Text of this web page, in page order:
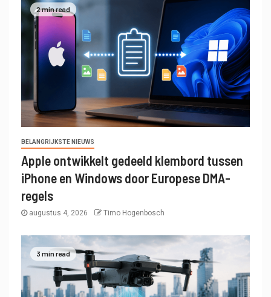
2 min read
BELANGRIJKSTE NIEUWS
Apple ontwikkelt gedeeld klembord tussen
iPhone en Windows door Europese DMA-
regels
augustus 4, 2026 Timo Hogenbosch
3 min read